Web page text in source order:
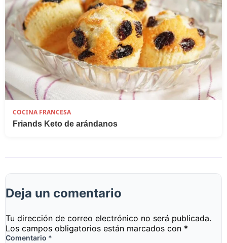
COCINA FRANCESA
Friands Keto de arándanos
Deja un comentario
Tu dirección de correo electrónico no será publicada.
Los campos obligatorios están marcados con *
Comentario *